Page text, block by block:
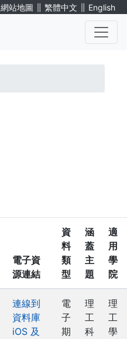
網站地圖 ∥ 繁體中文 ∥ English
電子資
源連結
資
料
類
型
涵
蓋
主
題
適
用
學
院
連線到
資料庫
iOS 及
電
子
期
理
工
科
理
工
學